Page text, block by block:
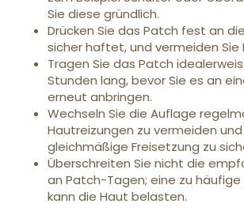
Sie diese gründlich.
Drücken Sie das Patch fest an
sicher haftet, und vermeiden Sie
Tragen Sie das Patch
Stunden lang, bevor Sie es an
erneut anbringen.
Wechseln Sie die Auflage
Hautreizungen zu vermeiden
gleichmäßige Freisetzung zu
Überschreiten Sie nicht die
an Patch-Tagen; eine zu häufige
kann die Haut belasten.